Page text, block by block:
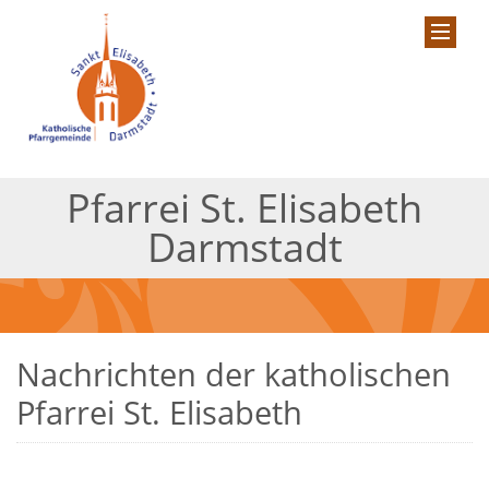
Pfarrei St. Elisabeth
Darmstadt
Nachrichten der katholischen
Pfarrei St. Elisabeth